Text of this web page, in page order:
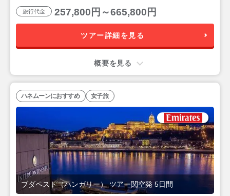
旅行代金 257,800円～665,800円
ツアー詳細を見る
概要を見る
ブダペスト（ハンガリー） ツアー関空発 5日間
ハネムーンにおすすめ 女子旅